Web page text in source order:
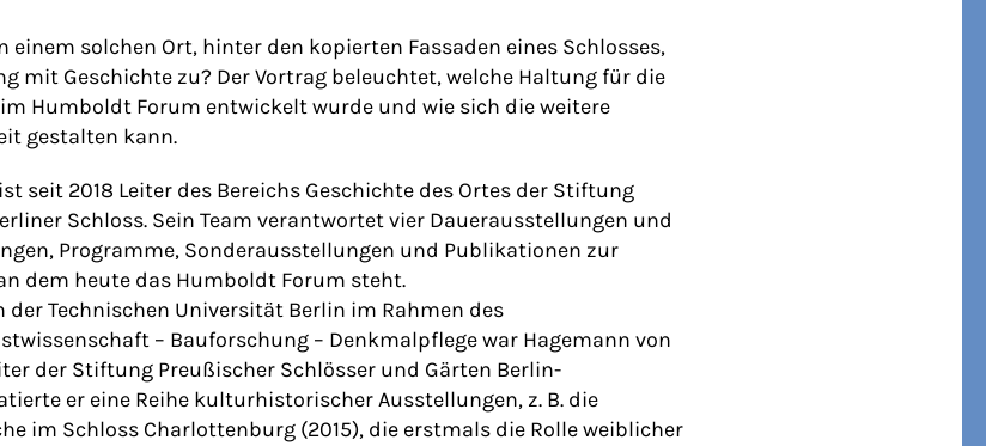
einem solchen Ort, hinter den kopierten Fassaden eines Schlosses,
mit Geschichte zu? Der Vortrag beleuchtet, welche Haltung für die
Humboldt Forum entwickelt wurde und wie sich die weitere
gestalten kann.
ist seit 2018 Leiter des Bereichs Geschichte des Ortes der Stiftung
Schloss. Sein Team verantwortet vier Dauerausstellungen und
Programme, Sonderausstellungen und Publikationen zur
dem heute das Humboldt Forum steht.
der Technischen Universität Berlin im Rahmen des
– Bauforschung – Denkmalpflege war Hagemann von
der Stiftung Preußischer Schlösser und Gärten Berlin-
er eine Reihe kulturhistorischer Ausstellungen, z. B. die
im Schloss Charlottenburg (2015), die erstmals die Rolle weiblicher